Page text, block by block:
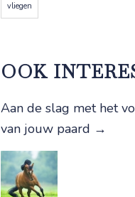
vliegen
OOK
Aan de slag met het
van jouw paard →